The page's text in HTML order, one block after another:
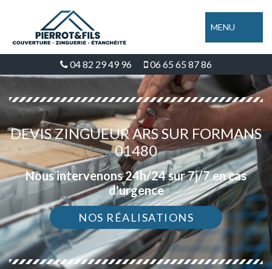
MENU
04 82 29 49 96 06 65 65 87 86
DEVIS ZINGUEUR ARS SUR FORMANS
01480
Nous intervenons 24h/24 sur 7j/7 en cas
d'urgence
NOS RÉALISATIONS